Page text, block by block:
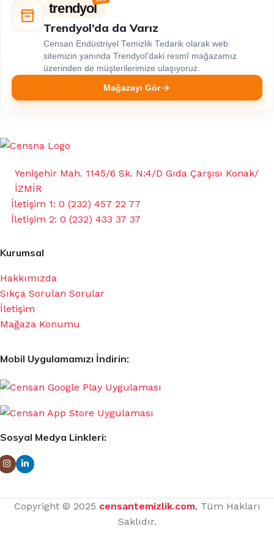
trendyol
Trendyol’da da Varız
Censan Endüstriyel Temizlik Tedarik olarak web
sitemizin yanında Trendyol’daki resmî mağazamız
üzerinden de müşterilerimize ulaşıyoruz.
Mağazayı Gör
Yenişehir Mah. 1145/6 Sk. N:4/D Gıda Çarşısı Konak/
İZMİR
İletişim 1: 0 (232) 457 22 77
İletişim 2: 0 (232) 433 37 37
Kurumsal
Hakkımızda
Sıkça Sorulan Sorular
İletişim
Mağaza Konumu
Mobil Uygulamamızı İndirin:
Sosyal Medya Linkleri:
Copyright © 2025 censantemizlik.com, Tüm Hakları
Saklıdır.